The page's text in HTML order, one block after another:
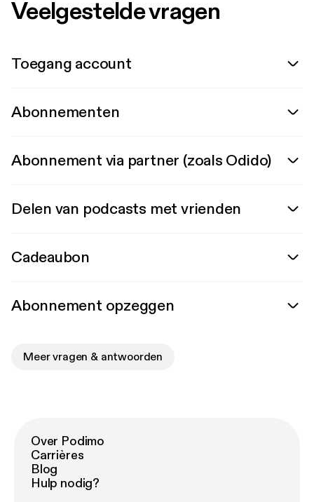
Veelgestelde vragen
Toegang account
Abonnementen
Abonnement via partner (zoals Odido)
Delen van podcasts met vrienden
Cadeaubon
Abonnement opzeggen
Meer vragen & antwoorden
Over Podimo
Carrières
Blog
Hulp nodig?